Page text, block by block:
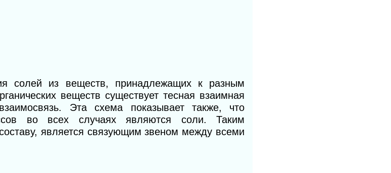
солей из веществ, принадлежащих к разным
веществ существует тесная взаимная
Эта схема показывает также, что
во всех случаях являются соли. Таким
является связующим звеном между всеми